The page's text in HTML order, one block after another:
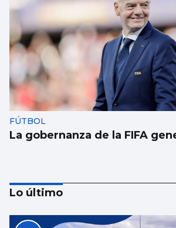
FÚTBOL
La gobernanza de la FIFA
Lo último